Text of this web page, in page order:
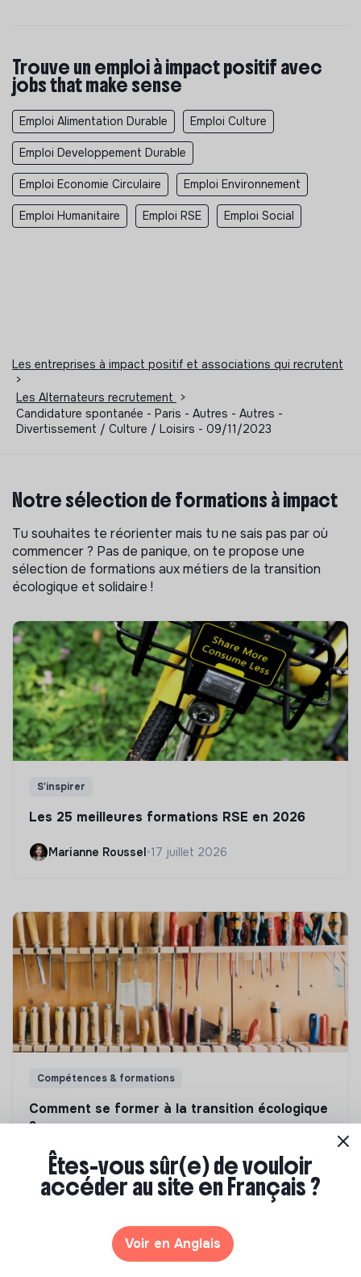
Trouve un emploi à impact positif avec
jobs that make sense
Emploi Alimentation Durable Emploi Culture
Emploi Developpement Durable
Emploi Economie Circulaire Emploi Environnement
Emploi Humanitaire Emploi RSE Emploi Social
Les entreprises à impact positif et associations qui recrutent
>
Les Alternateurs recrutement
>
Candidature spontanée - Paris - Autres - Autres -
Divertissement / Culture / Loisirs - 09/11/2023
Notre sélection de formations à impact
Tu souhaites te réorienter mais tu ne sais pas par où
commencer ? Pas de panique, on te propose une
sélection de formations aux métiers de la transition
écologique et solidaire !
S'inspirer
Les 25 meilleures formations RSE en 2026
Marianne Roussel•17 juillet 2026
Compétences & formations
Comment se former à la transition écologique
?
Marianne Roussel •09 janvier 2024
Êtes-vous sûr(e) de vouloir
accéder au site en Français ?
Voir en Anglais